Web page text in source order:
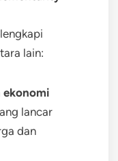
lain:
ekonomi
lancar
dan